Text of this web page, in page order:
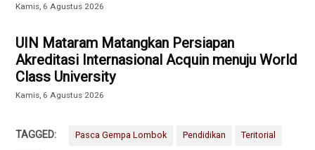
Kamis, 6 Agustus 2026
UIN Mataram Matangkan Persiapan
Akreditasi Internasional Acquin menuju World
Class University
Kamis, 6 Agustus 2026
TAGGED: Pasca Gempa Lombok Pendidikan Teritorial